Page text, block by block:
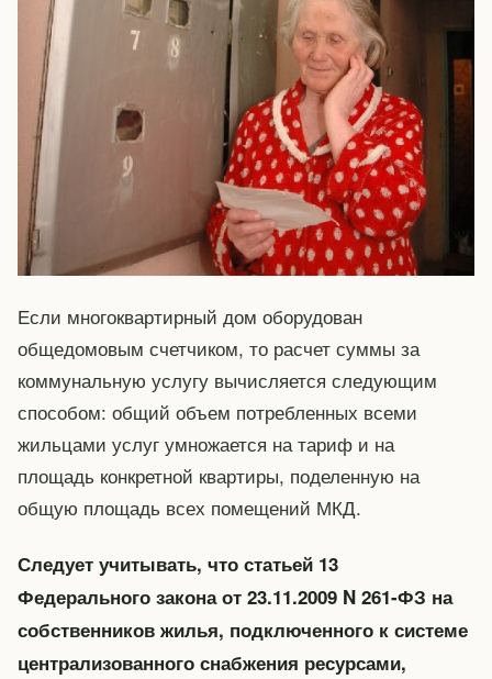
Если многоквартирный дом оборудован
общедомовым счетчиком, то расчет суммы за
коммунальную услугу вычисляется следующим
способом: общий объем потребленных всеми
жильцами услуг умножается на тариф и на
площадь конкретной квартиры, поделенную на
общую площадь всех помещений МКД.
Следует учитывать, что статьей 13
Федерального закона от 23.11.2009 N 261-ФЗ на
собственников жилья, подключенного к системе
централизованного снабжения ресурсами,